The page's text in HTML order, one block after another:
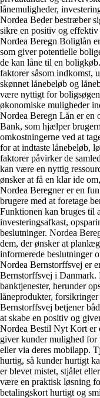
lånemuligheder,
Nordea Beder bestræber
sikre en positiv og effektiv
Nordea Beregn Boliglån
som giver potentielle
de kan låne til en
faktorer såsom indkomst,
skønnet lånebeløb og
være nyttigt for
økonomiske muligheder
Nordea Beregn Lån er en
Bank, som hjælper
omkostningerne ved at
for at indtaste lånebeløb,
faktorer påvirker de
kan være en nyttig
ønsker at få en klar ide
Nordea Beregner er en
brugere med at foretage
Funktionen kan bruges til
investeringsafkast,
beslutninger. Nordea
dem, der ønsker at
informerede beslutninger
Nordea Bernstorffsvej er
Bernstorffsvej i Danmark.
banktjenester, herunder
låneprodukter,
Bernstorffsvej betjener
at skabe en positiv og
Nordea Bestil Nyt Kort er
giver kunder mulighed for
eller via deres mobilapp.
hurtig, så kunder hurtigt
er blevet mistet, stjålet
være en praktisk løsning
betalingskort hurtigt og